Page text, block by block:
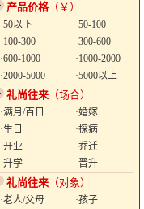
产品价格（￥）
·50以下
·50-100
·100-300
·300-600
·600-1000
·1000-2000
·2000-5000
·5000以上
礼尚往来 （场合）
·满月/百日
·婚嫁
·生日
·探病
·开业
·乔迁
·升学
·晋升
礼尚往来 （对象）
·老人/父母
·孩子